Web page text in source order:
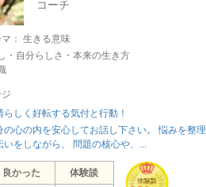
コーチ
： 生きる意味
・自分らしさ・本来の生き方
らしく好転する気付と行動！
の心の内を安心してお話し下さい。 悩みを整理
いをしながら、 問題の核心や、...
良かった 体験談